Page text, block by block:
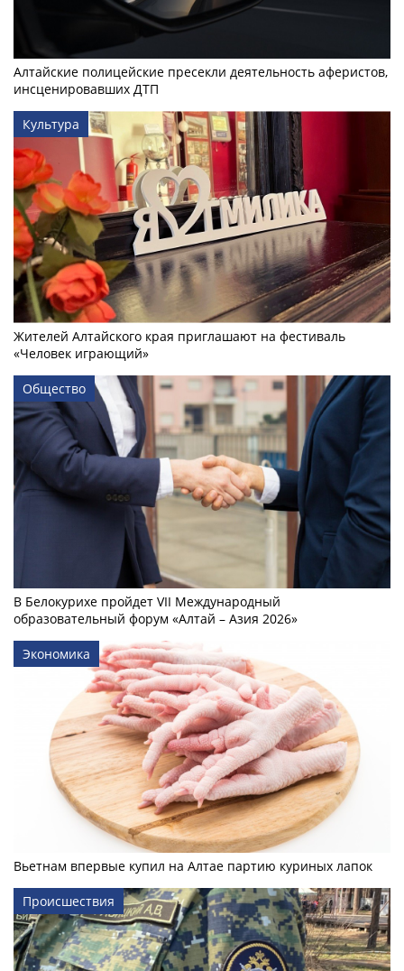
Алтайские полицейские пресекли деятельность аферистов,
инсценировавших ДТП
Культура
Жителей Алтайского края приглашают на фестиваль
«Человек играющий»
Общество
В Белокурихе пройдет VII Международный
образовательный форум «Алтай – Азия 2026»
Экономика
Вьетнам впервые купил на Алтае партию куриных лапок
Происшествия